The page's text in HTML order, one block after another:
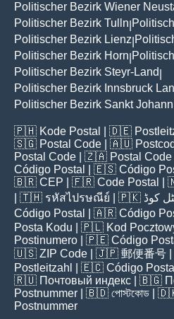
Politischer Bezirk Wiener
Politischer Bezirk Tulln
Politischer Bezirk Lienz
Politischer Bezirk Horn
Politischer Bezirk Steyr-Land
Politischer Bezirk Innsbruck
Politischer Bezirk Sankt
🇵🇭 Kode Postal | 🇩🇪
🇸🇬 Postal Code | 🇦🇺
Postal Code | 🇿🇦 Postal Code
Código Postal
| 🇪🇸 Código
🇧🇷 CEP | 🇫🇷 Code Postal |
| 🇹🇭 รหัสไปรษณีย์ | 🇵🇰 کوڈ
Código Postal
| 🇦🇷 Código
Posta Kodu | 🇵🇱 Kod
Postinumero | 🇵🇪 Código
🇺🇸 ZIP Code | 🇯🇵 郵便番号
Postleitzahl
| 🇪🇨 Código Postal
🇷🇺 Почтовый индекс | 🇧🇬
Postnummer | 🇧🇩 পোস্টকোড |
Postnummer